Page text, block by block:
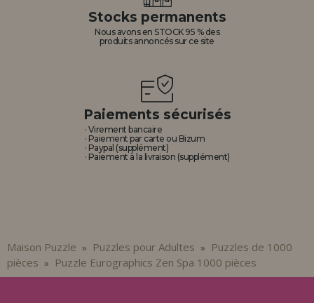
Stocks permanents
Nous avons en STOCK 95 % des
produits annoncés sur ce site
Paiements sécurisés
· Virement bancaire
· Paiement par carte ou Bizum
· Paypal (supplément)
· Paiement à la livraison (supplément)
Maison Puzzle » Puzzles pour Adultes »
Puzzles de 1000
pièces » Puzzle Eurographics Zen Spa 1000 pièces